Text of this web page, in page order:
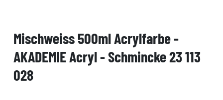
Mischweiss 500ml Acrylfarbe -
AKADEMIE Acryl - Schmincke 23 113
028